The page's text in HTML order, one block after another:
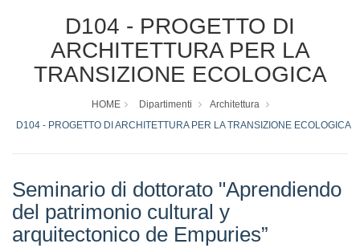
D104 - PROGETTO DI
ARCHITETTURA PER LA
TRANSIZIONE ECOLOGICA
HOME Dipartimenti
Architettura
D104 - PROGETTO DI ARCHITETTURA PER LA TRANSIZIONE ECOLOGICA
Seminario di dottorato "Aprendiendo
del patrimonio cultural y
arquitectonico de Empuries”